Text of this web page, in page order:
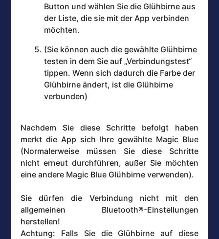
Button und wählen Sie die Glühbirne aus
der Liste, die sie mit der App verbinden
möchten.
(Sie können auch die gewählte Glühbirne
testen in dem Sie auf „Verbindungstest“
tippen. Wenn sich dadurch die Farbe der
Glühbirne ändert, ist die Glühbirne
verbunden)
Nachdem Sie diese Schritte befolgt haben
merkt die App sich Ihre gewählte Magic Blue
(Normalerweise müssen Sie diese Schritte
nicht erneut durchführen, außer Sie möchten
eine andere Magic Blue Glühbirne verwenden).
Sie dürfen die Verbindung nicht mit den
allgemeinen Bluetooth®-Einstellungen
herstellen!
Achtung: Falls Sie die Glühbirne auf diese